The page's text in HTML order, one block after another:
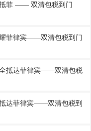
菲 —— 双清包税到门
菲律宾——双清包税到门
抵达菲律宾——双清包税
达菲律宾——双清包税到